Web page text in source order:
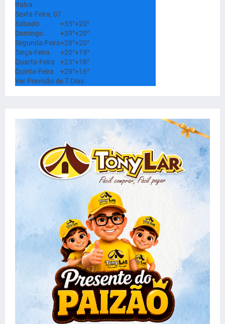
Italva
Sexta-Feira, 07
Sábado
+35°+20°
Domingo
+39°+20°
Segunda-Feira+28°+20°
Terça-Feira
+20°+19°
Quarta-Feira
+23°+18°
Quinta-Feira
+29°+16°
Ver Previsão de 7 Dias